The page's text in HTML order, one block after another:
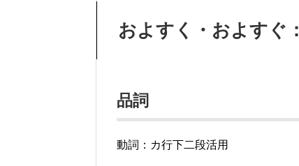
およすく・およすぐ
品詞
動詞：カ行下二段活用